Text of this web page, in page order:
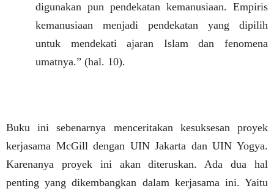
digunakan pun pendekatan kemanusiaan. Empiris
kemanusiaan menjadi pendekatan yang dipilih
untuk mendekati ajaran Islam dan fenomena
umatnya.” (hal. 10).
Buku ini sebenarnya menceritakan kesuksesan proyek
kerjasama McGill dengan UIN Jakarta dan UIN Yogya.
Karenanya proyek ini akan diteruskan. Ada dua hal
penting yang dikembangkan dalam kerjasama ini. Yaitu